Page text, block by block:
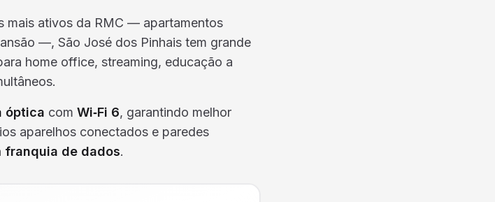
mais ativos da RMC — apartamentos
—, São José dos Pinhais tem grande
home office, streaming, educação a
óptica com Wi‑Fi 6, garantindo melhor
aparelhos conectados e paredes
franquia de dados.